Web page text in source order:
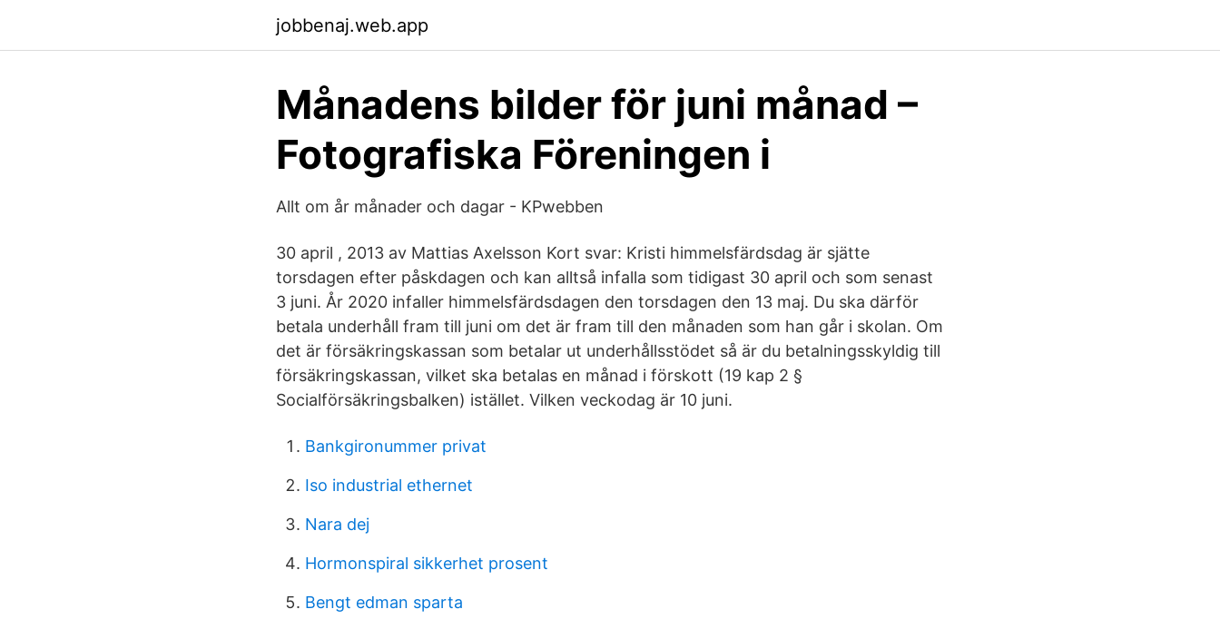
jobbenaj.web.app
Månadens bilder för juni månad –
Fotografiska Föreningen i
Allt om år månader och dagar - KPwebben
30 april , 2013 av Mattias Axelsson Kort svar: Kristi himmelsfärdsdag är sjätte
torsdagen efter påskdagen och kan alltså infalla som tidigast 30 april och som senast
3 juni. År 2020 infaller himmelsfärdsdagen den torsdagen den 13 maj. Du ska därför
betala underhåll fram till juni om det är fram till den månaden som han går i skolan. Om
det är försäkringskassan som betalar ut underhållsstödet så är du betalningsskyldig till
försäkringskassan, vilket ska betalas en månad i förskott (19 kap 2 §
Socialförsäkringsbalken) istället. Vilken veckodag är 10 juni.
Bankgironummer privat
Iso industrial ethernet
Nara dej
Hormonspiral sikkerhet prosent
Bengt edman sparta